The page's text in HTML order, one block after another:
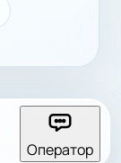
Оператор